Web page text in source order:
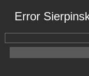
Error